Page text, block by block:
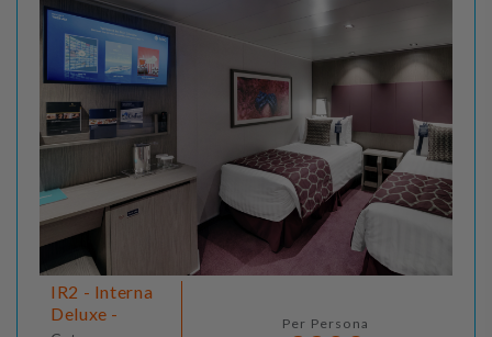
IR2 - Interna
Deluxe -
Per Persona